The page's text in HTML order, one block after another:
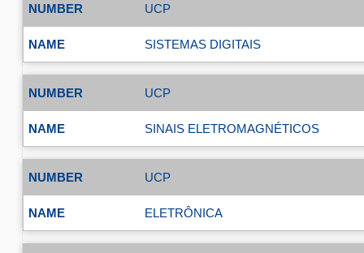
UCP
SISTEMAS DIGITAIS
UCP
SINAIS ELETROMAGNÉTICOS
UCP
ELETRÔNICA